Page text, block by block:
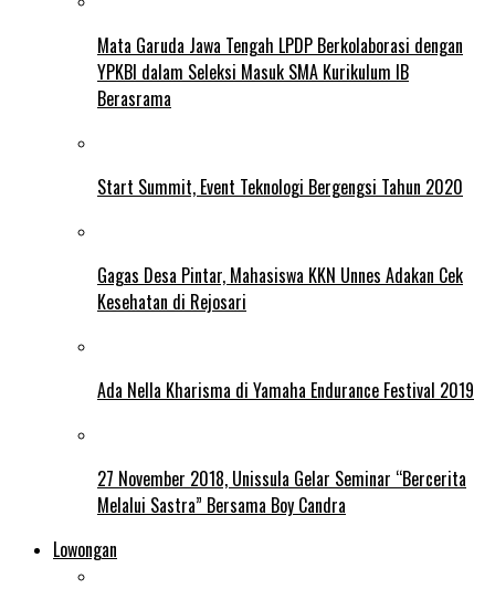
Mata Garuda Jawa Tengah LPDP Berkolaborasi dengan
YPKBI dalam Seleksi Masuk SMA Kurikulum IB
Berasrama
Start Summit, Event Teknologi Bergengsi Tahun 2020
Gagas Desa Pintar, Mahasiswa KKN Unnes Adakan Cek
Kesehatan di Rejosari
Ada Nella Kharisma di Yamaha Endurance Festival 2019
27 November 2018, Unissula Gelar Seminar “Bercerita
Melalui Sastra” Bersama Boy Candra
Lowongan